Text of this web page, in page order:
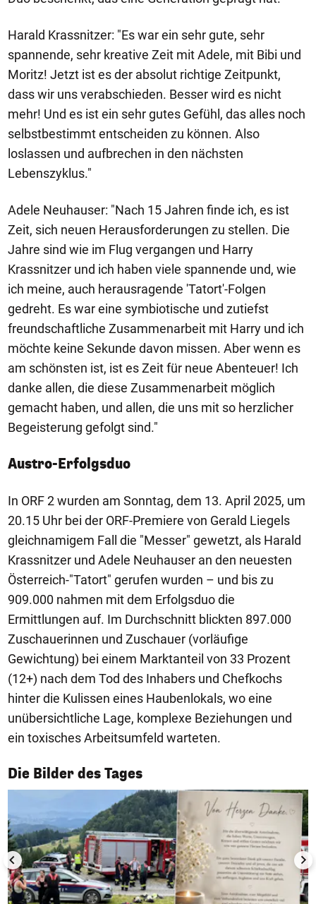
Harald Krassnitzer: "Es war ein sehr gute, sehr
spannende, sehr kreative Zeit mit Adele, mit Bibi und
Moritz! Jetzt ist es der absolut richtige Zeitpunkt,
dass wir uns verabschieden. Besser wird es nicht
mehr! Und es ist ein sehr gutes Gefühl, das alles noch
selbstbestimmt entscheiden zu können. Also
loslassen und aufbrechen in den nächsten
Lebenszyklus."
Adele Neuhauser: "Nach 15 Jahren finde ich, es ist
Zeit, sich neuen Herausforderungen zu stellen. Die
Jahre sind wie im Flug vergangen und Harry
Krassnitzer und ich haben viele spannende und, wie
ich meine, auch herausragende 'Tatort'-Folgen
gedreht. Es war eine symbiotische und zutiefst
freundschaftliche Zusammenarbeit mit Harry und ich
möchte keine Sekunde davon missen. Aber wenn es
am schönsten ist, ist es Zeit für neue Abenteuer! Ich
danke allen, die diese Zusammenarbeit möglich
gemacht haben, und allen, die uns mit so herzlicher
Begeisterung gefolgt sind."
Austro-Erfolgsduo
In ORF 2 wurden am Sonntag, dem 13. April 2025, um
20.15 Uhr bei der ORF-Premiere von Gerald Liegels
gleichnamigem Fall die "Messer" gewetzt, als Harald
Krassnitzer und Adele Neuhauser an den neuesten
Österreich-"Tatort" gerufen wurden – und bis zu
909.000 nahmen mit dem Erfolgsduo die
Ermittlungen auf. Im Durchschnitt blickten 897.000
Zuschauerinnen und Zuschauer (vorläufige
Gewichtung) bei einem Marktanteil von 33 Prozent
(12+) nach dem Tod des Inhabers und Chefkochs
hinter die Kulissen eines Haubenlokals, wo eine
unübersichtliche Lage, komplexe Beziehungen und
ein toxisches Arbeitsumfeld warteten.
Die Bilder des Tages
1/50